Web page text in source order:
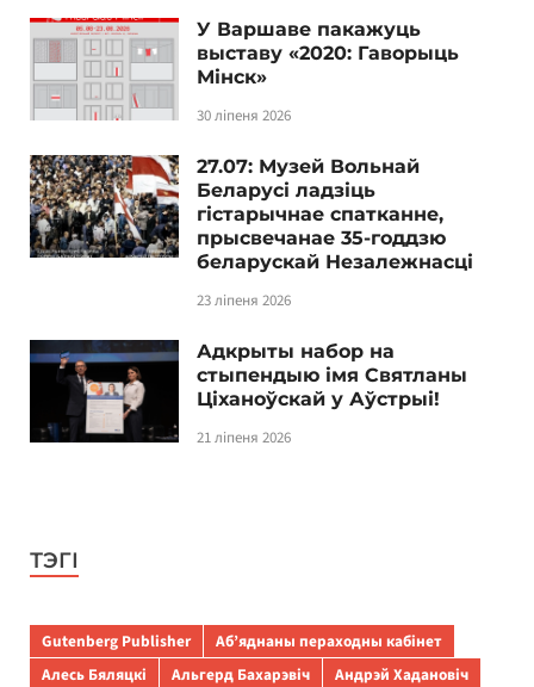
У Варшаве пакажуць
выставу «2020: Гаворыць
Мінск»
30 ліпеня 2026
27.07: Музей Вольнай
Беларусі ладзіць
гістарычнае спатканне,
прысвечанае 35-годдзю
беларускай Незалежнасці
23 ліпеня 2026
Адкрыты набор на
стыпендыю імя Святланы
Ціханоўскай у Аўстрыі!
21 ліпеня 2026
ТЭГІ
Gutenberg Publisher
Аб’яднаны пераходны кабінет
Алесь Бяляцкі
Альгерд Бахарэвіч
Андрэй Хадановіч